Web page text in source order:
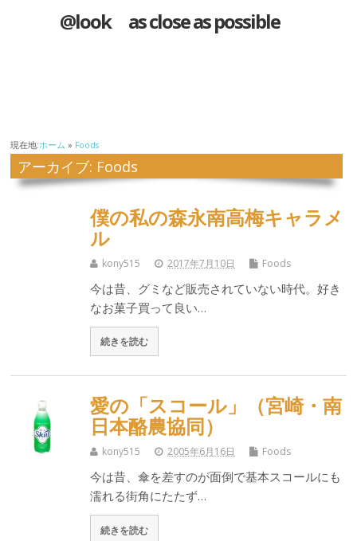
@look as close as possible
現在地:ホーム » Foods
アーカイブ: Foods
僕の私の森永南高梅キャラメ
ル
kony515 2017年7月10日 Foods
今は昔、グミなど販売されていない時代。好き
なお菓子買って良い…
続きを読む
愛の「スコール」（宮崎・南
日本酪農協同）
kony515 2005年6月16日 Foods
今は昔、傘を差すのが面倒で基本スコールにも
濡れる街角にたたず…
続きを読む